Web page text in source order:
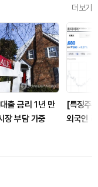
더보기
출 금리 1년 만
장 부담 가중
[특징주]
외국인